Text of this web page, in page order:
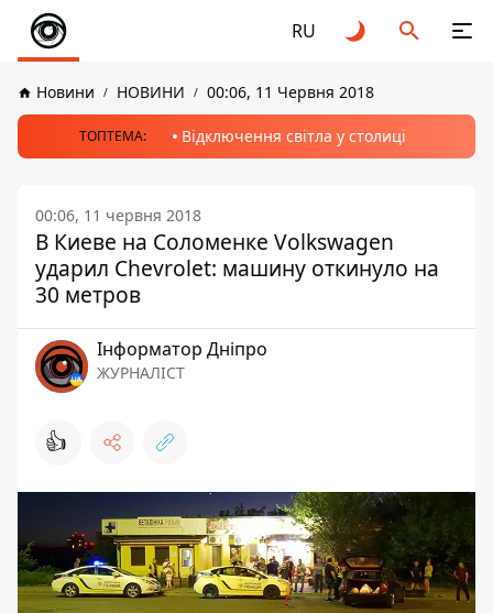
RU
Новини НОВИНИ 00:06, 11 Червня 2018
ТОПТЕМА: Відключення світла у столиці
00:06, 11 червня 2018
В Киеве на Соломенке Volkswagen
ударил Chevrolet: машину откинуло на
30 метров
Інформатор Дніпро
ЖУРНАЛІСТ
👍